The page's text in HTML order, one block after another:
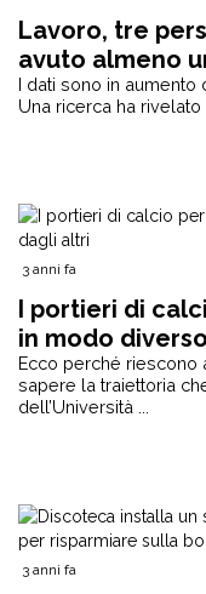
Lavoro, tre
avuto almeno
I dati sono in aumento
Una ricerca ha rivelato
3 anni fa
I portieri di
in modo
Ecco perché riescono
sapere la traiettoria
dell’Università ...
3 anni fa